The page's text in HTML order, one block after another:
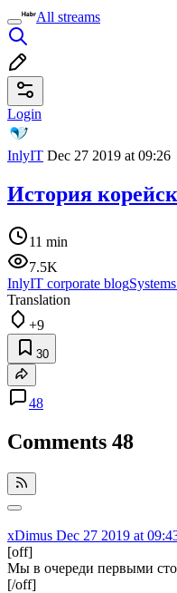
All streams
Login
InlyIT Dec 27 2019 at 09:26
История
11 min
7.5K
InlyIT corporate blog
Translation
+9
30
48
Comments 48
xDimus Dec 27 2019 at
[off]
Мы в очереди первыми
[/off]